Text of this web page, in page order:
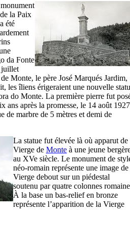
la Paix
été
da Fonte
juillet
Monte, le père José Marqués Jardim,
les îliens érigeraient une nouvelle
do Monte. La première pierre fut
ans après la promesse, le 14 août
de marbre de 5 mètres et demi de
La statue fut élevée là où apparut de
Vierge de Monte à une jeune
au XVe siècle. Le monument de
néo-romain représente une image
Vierge debout sur un piédestal
soutenu par quatre colonnes
À la base un bas-relief en bronze
représente l’apparition de la Vierge